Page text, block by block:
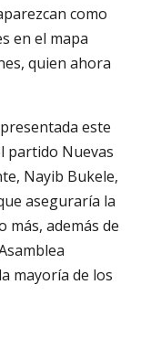
como
en el mapa
quien ahora
este
partido Nuevas
Nayib Bukele,
aseguraría la
más, además de
mayoría de los